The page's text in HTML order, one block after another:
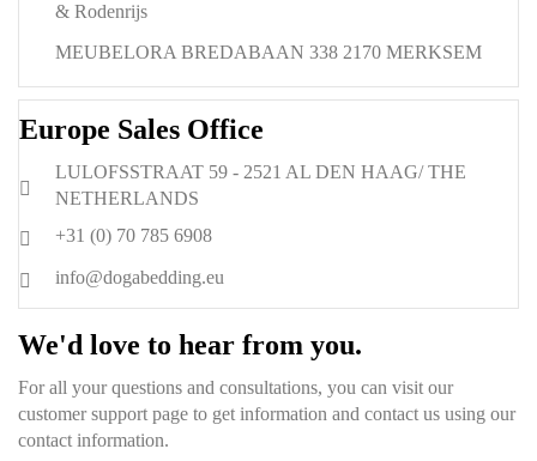
& Rodenrijs
MEUBELORA BREDABAAN 338 2170 MERKSEM
Europe Sales Office
LULOFSSTRAAT 59 - 2521 AL DEN HAAG/ THE
NETHERLANDS
+31 (0) 70 785 6908
info@dogabedding.eu
We'd love to hear from you.
For all your questions and consultations, you can visit our
customer support page to get information and contact us using our
contact information.